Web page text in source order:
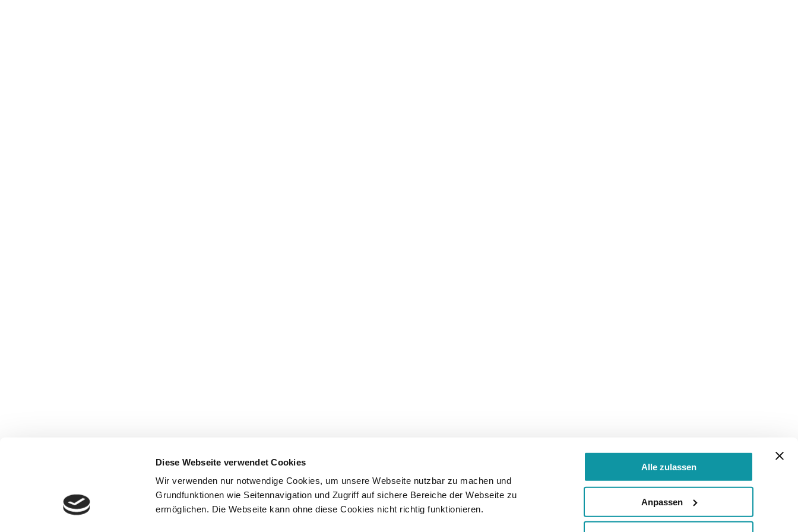
Diese Webseite verwendet Cookies
Wir verwenden nur notwendige Cookies, um unsere Webseite nutzbar zu machen und
Grundfunktionen wie Seitennavigation und Zugriff auf sichere Bereiche der Webseite zu
ermöglichen. Die Webseite kann ohne diese Cookies nicht richtig funktionieren.
Alle zulassen
Anpassen